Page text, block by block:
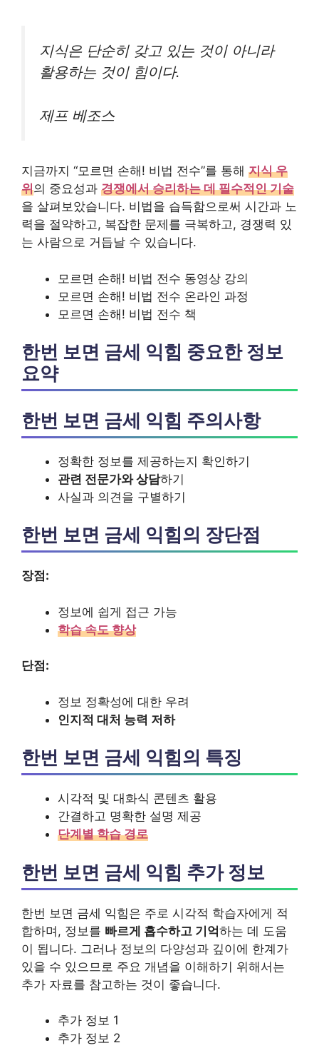
지식은 단순히 갖고 있는 것이 아니라
활용하는 것이 힘이다.
제프 베조스
지금까지 “모르면 손해! 비법 전수”를 통해 지식 우
위의 중요성과 경쟁에서 승리하는 데 필수적인 기술
을 살펴보았습니다. 비법을 습득함으로써 시간과 노
력을 절약하고, 복잡한 문제를 극복하고, 경쟁력 있
는 사람으로 거듭날 수 있습니다.
모르면 손해! 비법 전수 동영상 강의
모르면 손해! 비법 전수 온라인 과정
모르면 손해! 비법 전수 책
한번 보면 금세 익힘 중요한 정보
요약
한번 보면 금세 익힘 주의사항
정확한 정보를 제공하는지 확인하기
관련 전문가와 상담하기
사실과 의견을 구별하기
한번 보면 금세 익힘의 장단점
장점:
정보에 쉽게 접근 가능
학습 속도 향상
단점:
정보 정확성에 대한 우려
인지적 대처 능력 저하
한번 보면 금세 익힘의 특징
시각적 및 대화식 콘텐츠 활용
간결하고 명확한 설명 제공
단계별 학습 경로
한번 보면 금세 익힘 추가 정보
한번 보면 금세 익힘은 주로 시각적 학습자에게 적
합하며, 정보를 빠르게 흡수하고 기억하는 데 도움
이 됩니다. 그러나 정보의 다양성과 깊이에 한계가
있을 수 있으므로 주요 개념을 이해하기 위해서는
추가 자료를 참고하는 것이 좋습니다.
추가 정보 1
추가 정보 2